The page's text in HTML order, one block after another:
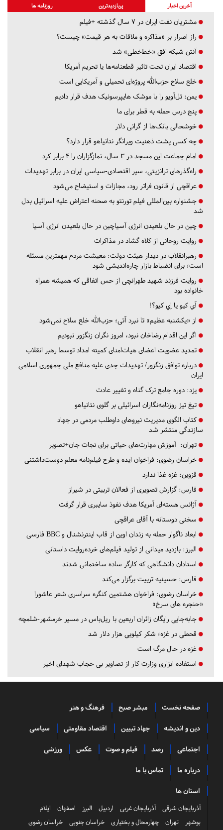
آخرین اخبار پربازدیدترین روزنامه ها
مشتریان نفت ایران در ۷ سال گذشته +فیلم
راز اصرار بر «مذاکره و ملاقات به هر قیمت» چیست؟
آنتن شبکه افق «خط‌خطی» شد
اقتصاد ایران تحت تاثیر قطعنامه‌ها یا تحریم‌ آمریکا
خلع سلاح حزب‌الله پروژه‌ای تحمیلی و آمریکایی است
یمن: تل‌آویو را با موشک هایپرسونیک هدف قرار دادیم
پنج درس‌ حمله به قطر برای ما
خوشحالی بانک‌ها از گرانی دلار
چه کسی پشت ذهنیت ویرانگر نتانیاهو قرار دارد؟
امام جماعت این مسجد در ۳ سال، نمازگزاران را ۴ برابر کرد
راه‌گذرهای ترانزیتی، سپر اقتصادی-سیاسی ایران در برابر تهدیدات
عراقچی از قانون فراتر رود، مجازات و استیضاح می‌شود
جشنواره بین‌المللی فیلم تورنتو به صحنه اعتراض علیه اسرائیل بدل
شد
چین در حال بلعیدن انرژی آسیاچین در حال بلعیدن انرژی آسیا
روایت روحانی از کلاه گشاد در مذاکرات
رهبرانقلاب در دیدار هیئت دولت: معیشت مردم مهمترین مسئله
است؛ برای انضباط بازار چاره‌اندیشی شود
روایت فرزند شهید طهرانچی از حس اتفاقی که همیشه همراه
خانواده بود
آي كيو يا اِي كيو؟!
از «یکشنبه عظیم» تا نبرد آتی؛ حزب‌الله خلع سلاح نمی‌شود
اگر این اقدام رضاخان نبود، امروز نگران زنگزور نبودیم
تمدید عضویت اعضای هیات‌امنای کمیته امداد توسط رهبر انقلاب
درباره توافق زنگزور/ تهدیدات جدی علیه منافع ملی جمهوری اسلامی
ایران
یزد: دوره جامع ترک گناه و تغییر عادت
تیغ تیز روزنامه‌نگاران اسرائیلی بر گلوی نتانیاهو
کتاب الگوی مدیریت نیروهای داوطلب مردمی در جهاد
سازندگی منتشر شد
تهران: آموزش مهارت‌های حیاتی برای نجات جان+تصویر
خراسان رضوی: فراخوان ایده و طرح فیلم‌نامه معلم دوست‌داشتنی
قزوین: غزه غذا ندارد
فارس: گزارش تصویری از فعالان تربیتی در شیراز
آژانس هسته‌ای آمریکا هدف نفوذ سایبری قرار گرفت
سخنی دوستانه با آقای عراقچی
ابعاد ناگوار حمله به زندان اوین از قاب اینترنشنال و BBC فارسی
البرز: بازدید میدانی از تولید فیلم‌های خرده‌روایت داستانی
استادان دانشگاهی که کارگر ساده ساختمانی شدند
فارس: حسینیه تربیت برگزار می‌کند
خراسان رضوی: فراخوان هشتمین کنگره سراسری شعر عاشورا
«حنجره های سرخ»
جابه‌جایی رایگان زائران اربعین با ریل‌باس در مسیر خرمشهر-شلمچه
قحطی در غزه؛ شکر کیلویی هزار دلار شد
غزه در حال مرگ است
استفاده ابزاری وزارت کار از تصاویر بی حجاب شهدای اخیر
صفحه نخست مبشر صبح فرهنگ و هنر
دین و اندیشه جهاد تبیین اقتصاد مقاومتی سیاسی
اجتماعی رصد فیلم و صوت عکس ورزشی
درباره ما تماس با ما
استان ها
آذربایجان شرقی آذربایجان غربی اردبیل البرز اصفهان
ایلام
بوشهر
تهران چهارمحال و بختیاری خراسان جنوبی خراسان رضوی